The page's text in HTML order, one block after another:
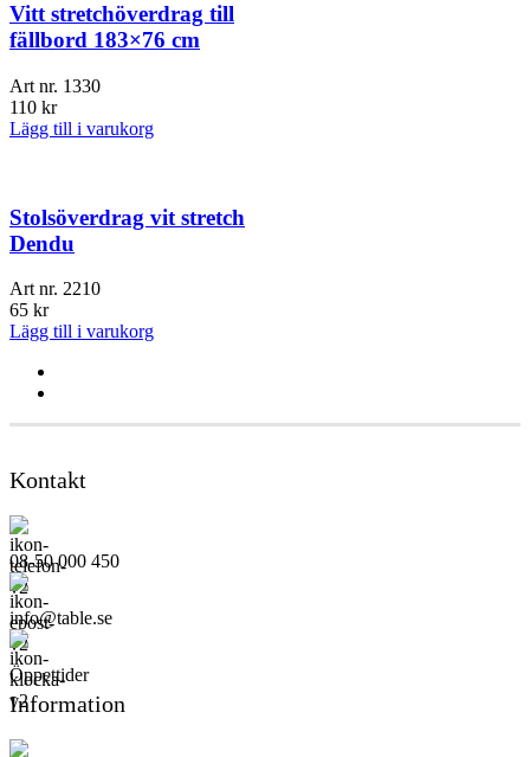
Vitt stretchöverdrag till
fällbord 183×76 cm
Art nr. 1330
110 kr
Lägg till i varukorg
Stolsöverdrag vit stretch
Dendu
Art nr. 2210
65 kr
Lägg till i varukorg
Kontakt
08-50 000 450
info@table.se
Öppettider
Information